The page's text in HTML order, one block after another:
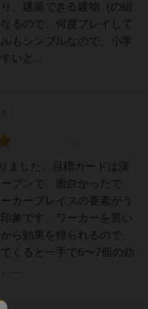
、建築できる建物（の組
るので、何度プレイして
もシンプルなので、小学
いと...
ました。目標カードは漢
プンで。面白かったで
カープレイスの要素がう
象です。ワーカーを置い
ら効果を得られるので、
くると一手で6〜7個の効
...